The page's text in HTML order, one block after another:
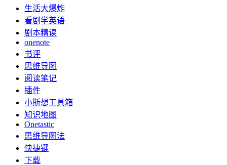
生活大爆炸
看剧学英语
剧本精读
onenote
书评
思维导图
阅读笔记
插件
小斯想工具箱
知识地图
Onetastic
思维导图法
快捷键
下载